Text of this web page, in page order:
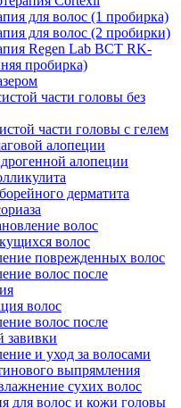
для волос (1 пробирка)
для волос (2 пробирки)
Regen Lab BCT RK-
пробирка)
части головы без
части головы с гелем
алопеции
алопеции
дерматита
волос
волос
поврежденных волос
волос после
волос
волос после
завивки
и уход за волосами
выпрямления
сухих волос
для волос и кожи головы